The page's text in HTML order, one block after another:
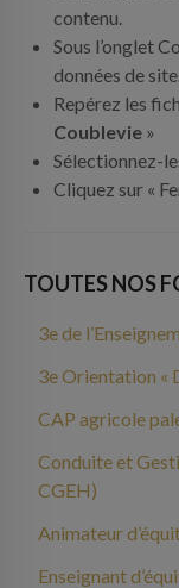
contenu.
Sous l’onglet
données de site.
Repérez les
Coublevie »
Sélectionnez-
Cliquez sur «
TOUTES NOS
3e de
3e Orientation «
CAP agricole
Conduite et
CGEH)
Animateur
Enseignant